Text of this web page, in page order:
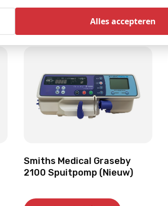
Smiths Medical Graseby
2100 Spuitpomp (Nieuw)
Alles accepteren